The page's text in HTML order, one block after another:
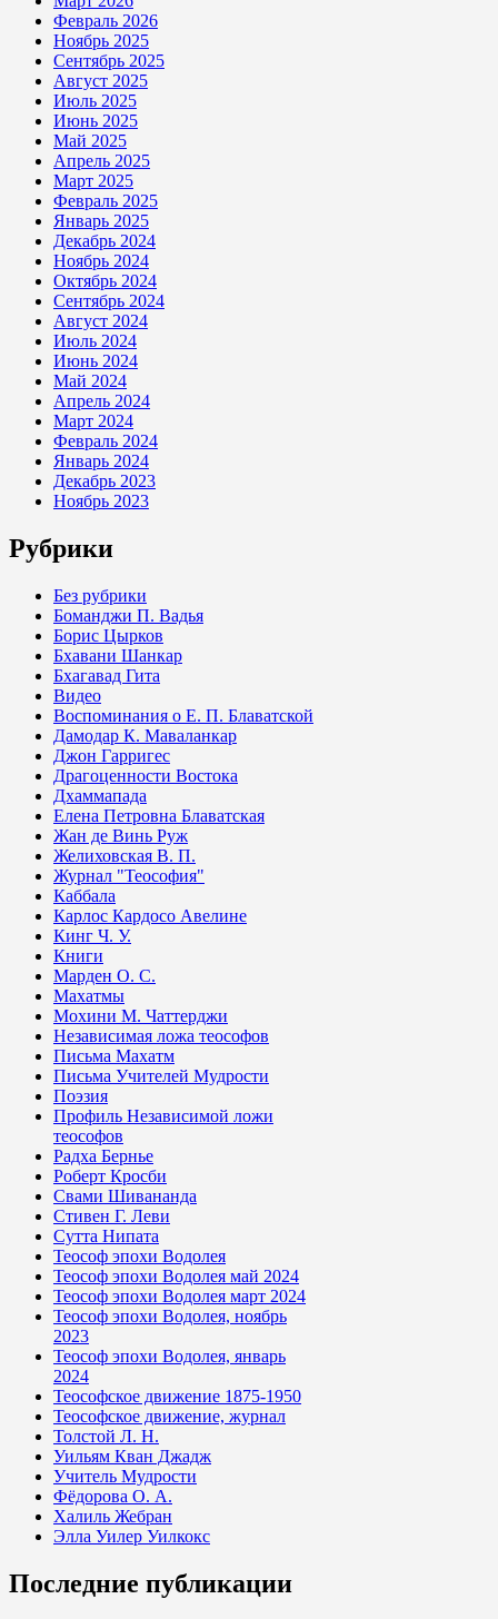
Февраль 2026
Ноябрь 2025
Сентябрь 2025
Август 2025
Июль 2025
Июнь 2025
Май 2025
Апрель 2025
Март 2025
Февраль 2025
Январь 2025
Декабрь 2024
Ноябрь 2024
Октябрь 2024
Сентябрь 2024
Август 2024
Июль 2024
Июнь 2024
Май 2024
Апрель 2024
Март 2024
Февраль 2024
Январь 2024
Декабрь 2023
Ноябрь 2023
Рубрики
Без рубрики
Боманджи П. Вадья
Борис Цырков
Бхавани Шанкар
Бхагавад Гита
Видео
Воспоминания о Е. П. Блаватской
Дамодар К. Маваланкар
Джон Гарригес
Драгоценности Востока
Дхаммапада
Елена Петровна Блаватская
Жан де Винь Руж
Желиховская В. П.
Журнал "Теософия"
Каббала
Карлос Кардосо Авелине
Кинг Ч. У.
Книги
Марден О. С.
Махатмы
Мохини М. Чаттерджи
Независимая ложа теософов
Письма Махатм
Письма Учителей Мудрости
Поэзия
Профиль Независимой ложи
теософов
Радха Бернье
Роберт Кросби
Свами Шивананда
Стивен Г. Леви
Сутта Нипата
Теософ эпохи Водолея
Теософ эпохи Водолея май 2024
Теософ эпохи Водолея март 2024
Теософ эпохи Водолея, ноябрь
2023
Теософ эпохи Водолея, январь
2024
Теософское движение 1875-1950
Теософское движение, журнал
Толстой Л. Н.
Уильям Кван Джадж
Учитель Мудрости
Фёдорова О. А.
Халиль Жебран
Элла Уилер Уилкокс
Последние публикации